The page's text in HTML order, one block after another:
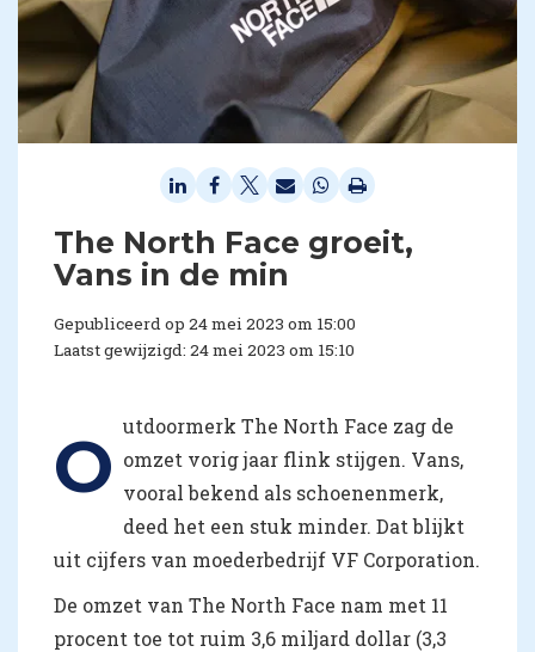
The North Face groeit,
Vans in de min
Gepubliceerd op 24 mei 2023 om 15:00
Laatst gewijzigd: 24 mei 2023 om 15:10
O utdoormerk The North Face zag de
omzet vorig jaar flink stijgen. Vans,
vooral bekend als schoenenmerk,
deed het een stuk minder. Dat blijkt
uit cijfers van moederbedrijf VF Corporation.
De omzet van The North Face nam met 11
procent toe tot ruim 3,6 miljard dollar (3,3